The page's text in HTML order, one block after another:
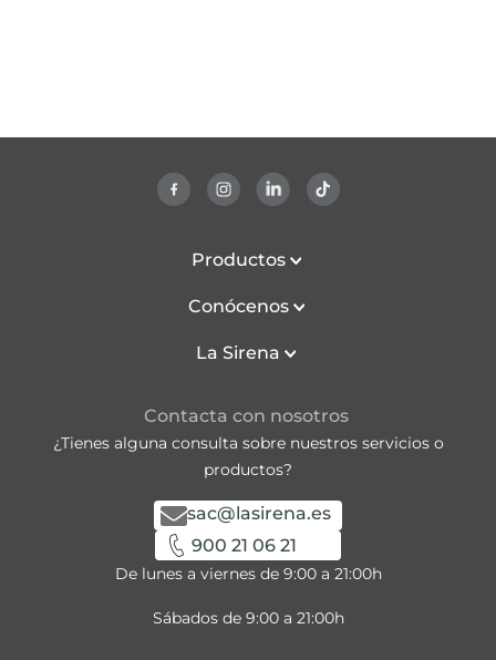
Productos
Conócenos
La Sirena
Contacta con nosotros
¿Tienes alguna consulta sobre nuestros servicios o
productos?
sac@lasirena.es
900 21 06 21
De lunes a viernes de 9:00 a 21:00h
Sábados de 9:00 a 21:00h